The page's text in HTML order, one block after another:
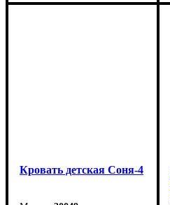
Длина - 204,8 см
Кровать детская Соня-4